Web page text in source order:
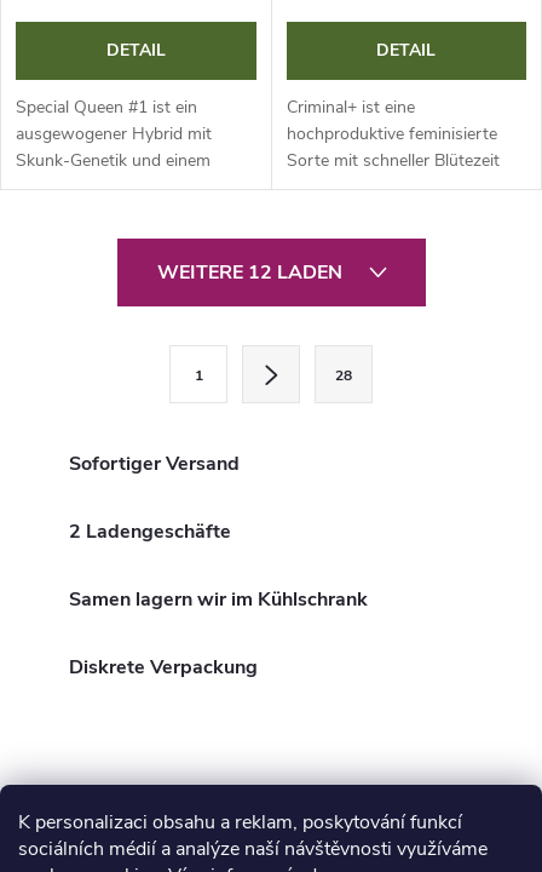
K personalizaci obsahu a reklam, poskytování funkcí
sociálních médií a analýze naší návštěvnosti využíváme
DETAIL
Special Queen #1 ist ein
ausgewogener Hybrid mit
Skunk-Genetik und einem
THC-Gehalt von rund 18 %.
Anspruchslosigkeit und
schnellen Blütezeit ideal...
DETAIL
Criminal+ ist eine
hochproduktive feminisierte
Sorte mit schneller Blütezeit
von nur 50–55 Tagen. Dank der
Genetik bietet sie enorme
Erträge und ist ideal...
n
t
WEITERE 12 LADEN
1 28
Sofortiger Versand
2 Ladengeschäfte
Samen lagern wir im Kühlschrank
Diskrete Verpackung
F